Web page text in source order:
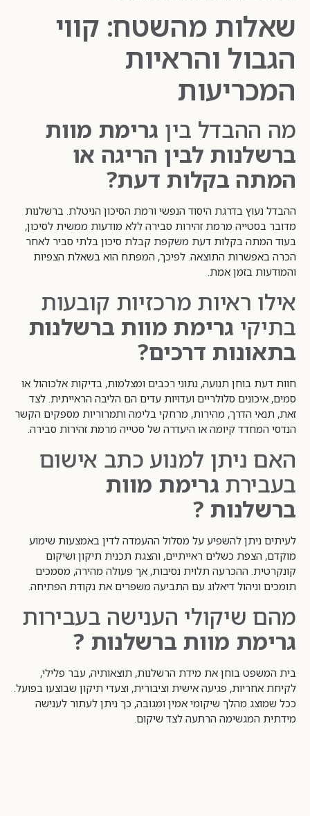
שאלות מהשטח: קווי
הגבול והראיות
המכריעות
מה ההבדל בין גרימת מוות
ברשלנות לבין הריגה או
המתה בקלות דעת?
ההבדל נעוץ בדרגת היסוד הנפשי ורמת הסיכון הניטלת. ברשלנות
מדובר בסטייה מרמת זהירות סבירה ללא מודעות ממשית לסיכון,
בעוד המתה בקלות דעת משקפת קבלת סיכון בלתי סביר לאחר
הכרה באפשרות התוצאה. לפיכך, המפתח הוא בשאלת הצפיות
והמודעות בזמן אמת.
אילו ראיות מרכזיות קובעות
בתיקי גרימת מוות ברשלנות
בתאונות דרכים?
חוות דעת בוחן תנועה, נתוני רכבים ומצלמות, בדיקות אלכוהול או
סמים, איכונים סלולריים ועדויות עדים הם הליבה הראייתית. לצד
זאת, תנאי הדרך, מהירות, מרחקי בלימה ותמרוריות מספקים הקשר
הנדסי המחדד קיומה או היעדרה של סטייה מרמת זהירות סבירה.
האם ניתן למנוע כתב אישום
בעבירת גרימת מוות
ברשלנות ?
לעיתים ניתן להשפיע על מסלול ההעמדה לדין באמצעות שימוע
מוקדם, הצפת כשלים ראייתיים, והצגת תכנית תיקון ושיקום
קונקרטית. ההכרעה תלוית נסיבות, אך פעולה מהירה, מסמכים
תומכים וניהול דיאלוג עם התביעה משפרים את נקודת הפתיחה.
מהם שיקולי הענישה בעבירות
גרימת מוות ברשלנות ?
בית המשפט בוחן את מידת הרשלנות, תוצאותיה, עבר פלילי,
לקיחת אחריות, פגיעה אישית וציבורית, וצעדי תיקון שבוצעו בפועל.
ככל שמוצג מהלך שיקומי אמין ומגובה, כך ניתן לעתור לענישה
מידתית המגשימה הרתעה לצד שיקום.